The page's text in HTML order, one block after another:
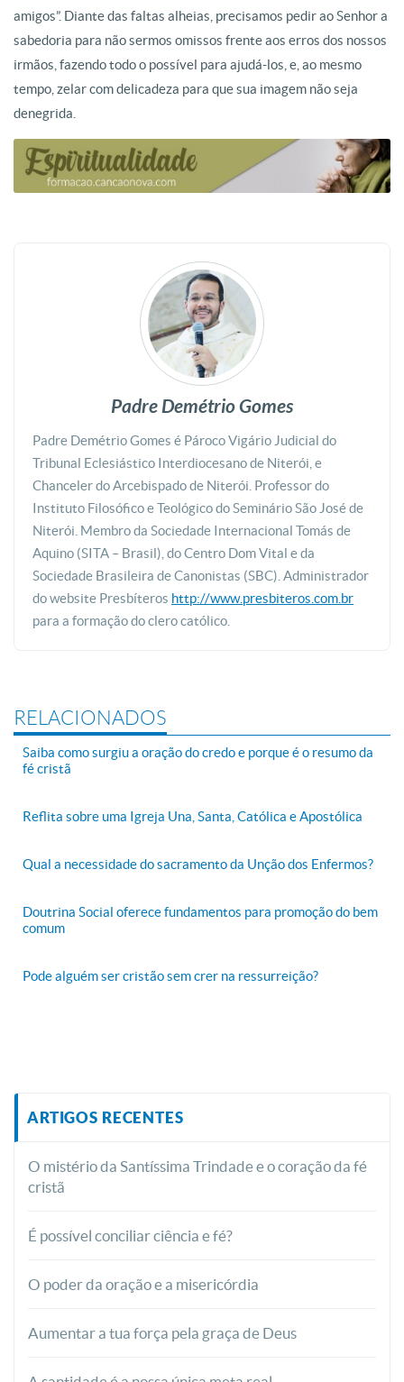
amigos”. Diante das faltas alheias, precisamos pedir ao Senhor a
sabedoria para não sermos omissos frente aos erros dos nossos
irmãos, fazendo todo o possível para ajudá-los, e, ao mesmo
tempo, zelar com delicadeza para que sua imagem não seja
denegrida.
Padre Demétrio Gomes
Padre Demétrio Gomes é Pároco Vigário Judicial do
Tribunal Eclesiástico Interdiocesano de Niterói, e
Chanceler do Arcebispado de Niterói. Professor do
Instituto Filosófico e Teológico do Seminário São José de
Niterói. Membro da Sociedade Internacional Tomás de
Aquino (SITA – Brasil), do Centro Dom Vital e da
Sociedade Brasileira de Canonistas (SBC). Administrador
do website Presbíteros http://www.presbiteros.com.br
para a formação do clero católico.
RELACIONADOS
Saiba como surgiu a oração do credo e porque é o resumo da
fé cristã
Reflita sobre uma Igreja Una, Santa, Católica e Apostólica
Qual a necessidade do sacramento da Unção dos Enfermos?
Doutrina Social oferece fundamentos para promoção do bem
comum
Pode alguém ser cristão sem crer na ressurreição?
ARTIGOS RECENTES
O mistério da Santíssima Trindade e o coração da fé
cristã
É possível conciliar ciência e fé?
O poder da oração e a misericórdia
Aumentar a tua força pela graça de Deus